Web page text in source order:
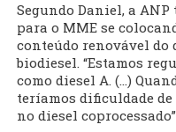
Segundo Daniel, a
para o MME se
conteúdo renovável do
biodiesel. “Estamos
como diesel A. (...)
teríamos dificuldade
no diesel